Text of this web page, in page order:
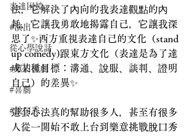
表達困境
#演出
從心學說話
#單口喜劇
#喜劇
#脫口秀
法，它解決了內向的我表達觀點的內
耗，它讓我勇敢地揭露自己，它讓我深
思了✨西方重視表達自己的文化（stand
up comedy)跟東方文化（表達是為了達
成某種目標：溝通、說服、談判、證明
自己）的差異✨
這套心法真的幫助很多人，甚至有很多
人從一開始不敢上台到樂意挑戰脫口秀